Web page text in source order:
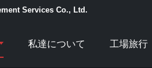
Services Co., Ltd.
私達について 工場旅行